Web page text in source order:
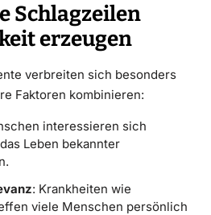
Schlagzeilen
erzeugen
verbreiten sich besonders
Faktoren kombinieren:
interessieren sich
Leben bekannter
: Krankheiten wie
viele Menschen persönlich